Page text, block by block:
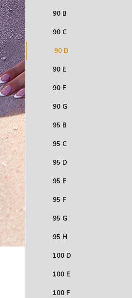
90 B
90 C
90 D
90 E
90 F
90 G
95 B
95 C
95 D
95 E
95 F
95 G
95 H
100 D
100 E
100 F